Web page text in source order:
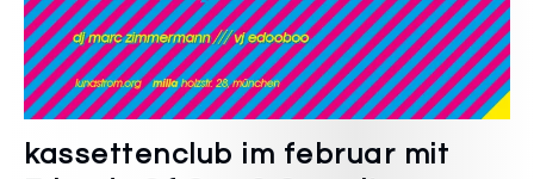
kassettenclub im februar mit